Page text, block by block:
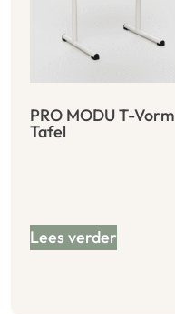
PRO MODU T-Vorm
Tafel
Lees verder